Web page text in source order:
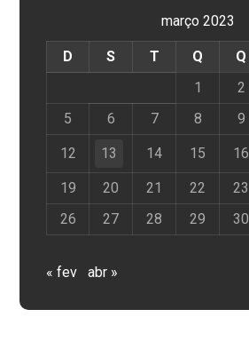
março 2023
D S T Q Q
1
2
5
6 7 8 9
12 13 14 15 16
19 20 21 22 23
26
27 28 29 30
« fev abr »